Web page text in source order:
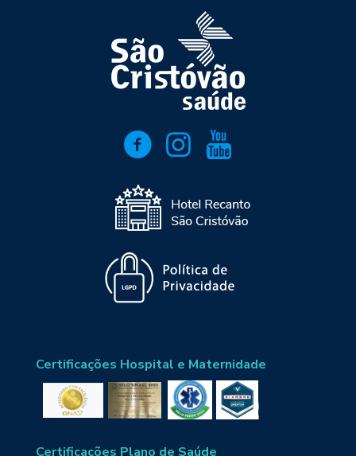
Certificações Hospital e Maternidade
Certificações Plano de Saúde